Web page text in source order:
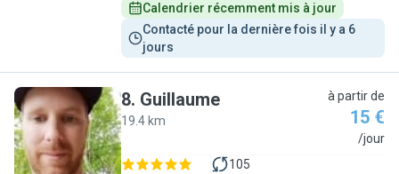
Calendrier récemment mis à jour
Contacté pour la dernière fois il y a 6
jours
G
8. Guillaume
19.4 km
à partir de
15 €
/jour
105